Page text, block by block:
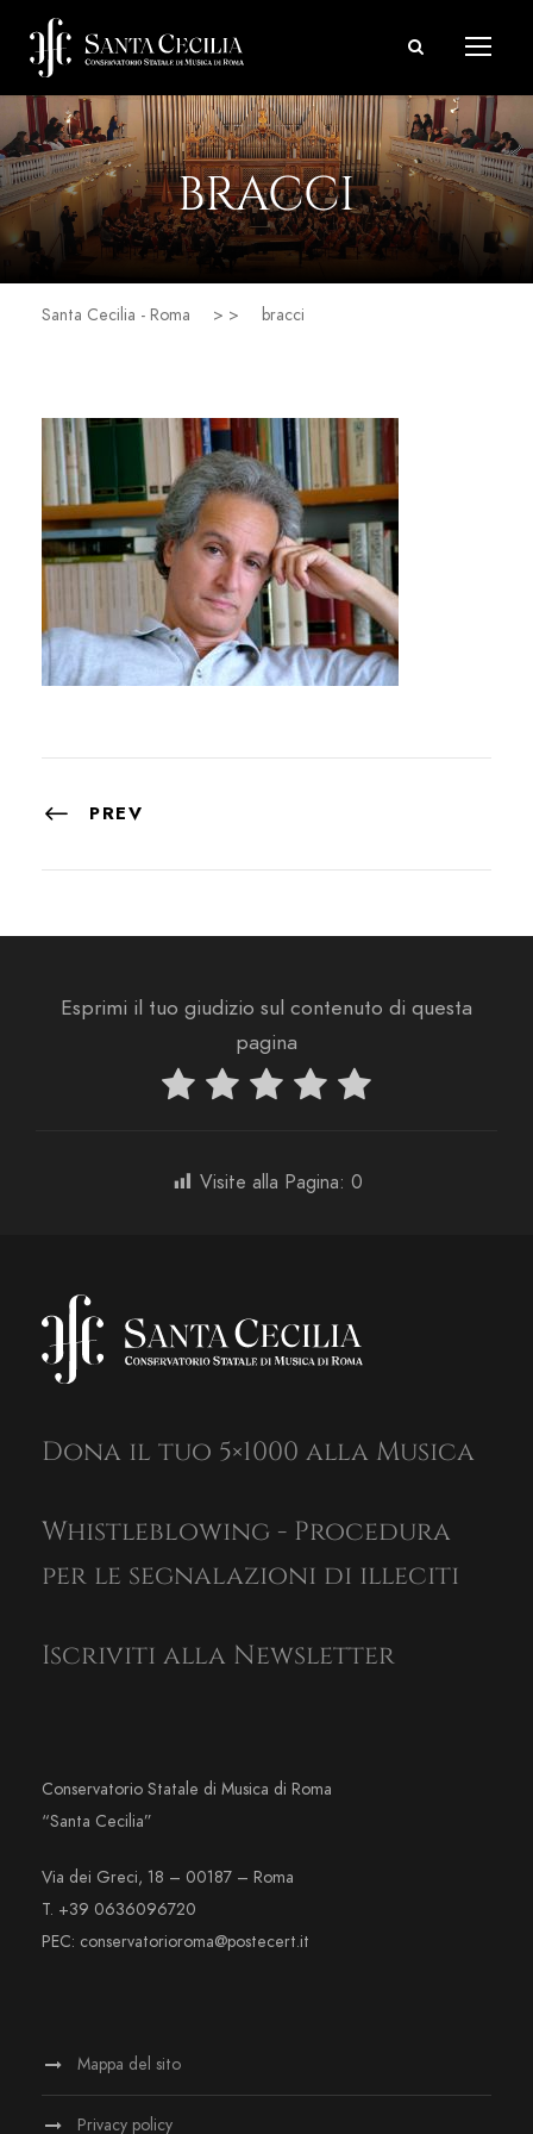
BRACCI
Santa Cecilia - Roma > > bracci
PREV
Esprimi il tuo giudizio sul contenuto di questa
pagina
Visite alla Pagina: 0
Dona il tuo 5×1000 alla Musica
Whistleblowing - Procedura
per le segnalazioni di illeciti
Iscriviti alla Newsletter
Conservatorio Statale di Musica di Roma
“Santa Cecilia”
Via dei Greci, 18 – 00187 – Roma
T. +39 0636096720
PEC: conservatorioroma@postecert.it
Mappa del sito
Privacy policy